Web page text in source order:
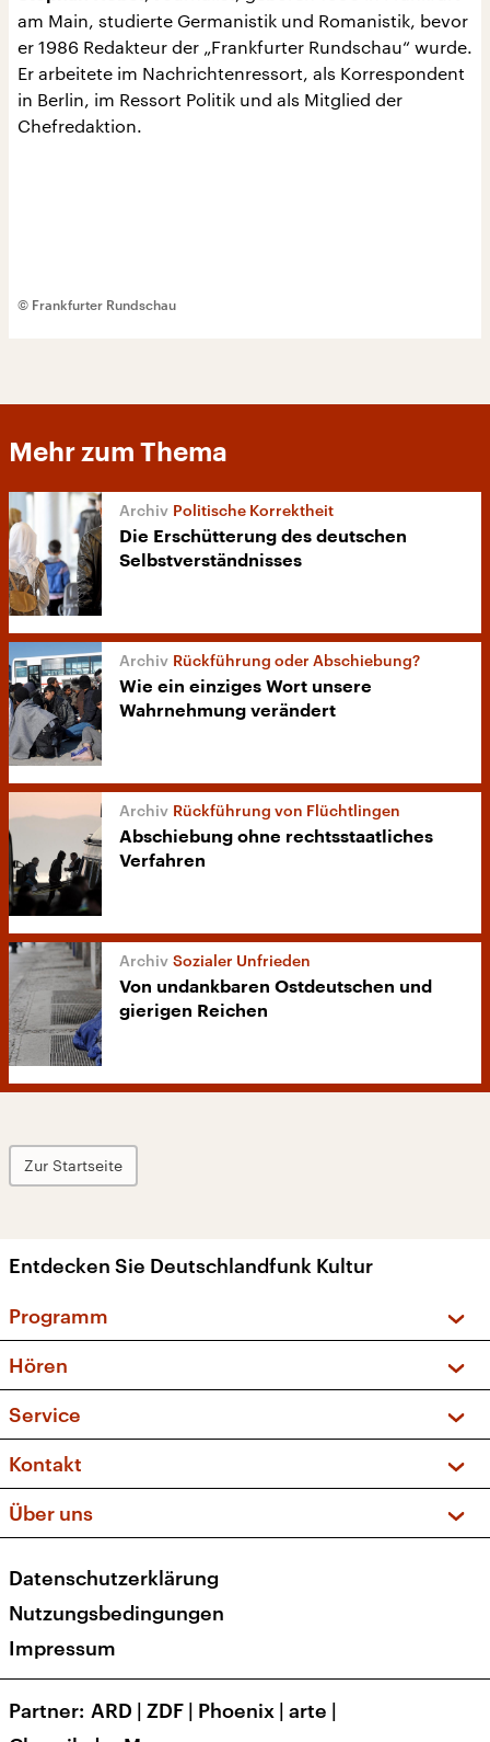
am Main, studierte Germanistik und Romanistik, bevor
er 1986 Redakteur der „Frankfurter Rundschau“ wurde.
Er arbeitete im Nachrichtenressort, als Korrespondent
in Berlin, im Ressort Politik und als Mitglied der
Chefredaktion.
© Frankfurter Rundschau
Mehr zum Thema
Politische Korrektheit
Die Erschütterung des deutschen
Selbstverständnisses
Rückführung oder Abschiebung?
Wie ein einziges Wort unsere
Wahrnehmung verändert
Rückführung von Flüchtlingen
Abschiebung ohne rechtsstaatliches
Verfahren
Sozialer Unfrieden
Von undankbaren Ostdeutschen und
gierigen Reichen
Zur Startseite
Entdecken Sie Deutschlandfunk Kultur
Programm
Sendungen und Podcasts
Musikliste
Kakadu – Das Kinderprogramm
Hören
Frequenzen (UKW + DAB+)
Service
FAQ
Apps
Newsletter
Kontakt
Social Media
Über uns
Presse
Karriere
Transparenz
Datenschutzerklärung
Nutzungsbedingungen
Impressum
Partner ARD | ZDF | Phoenix | arte |